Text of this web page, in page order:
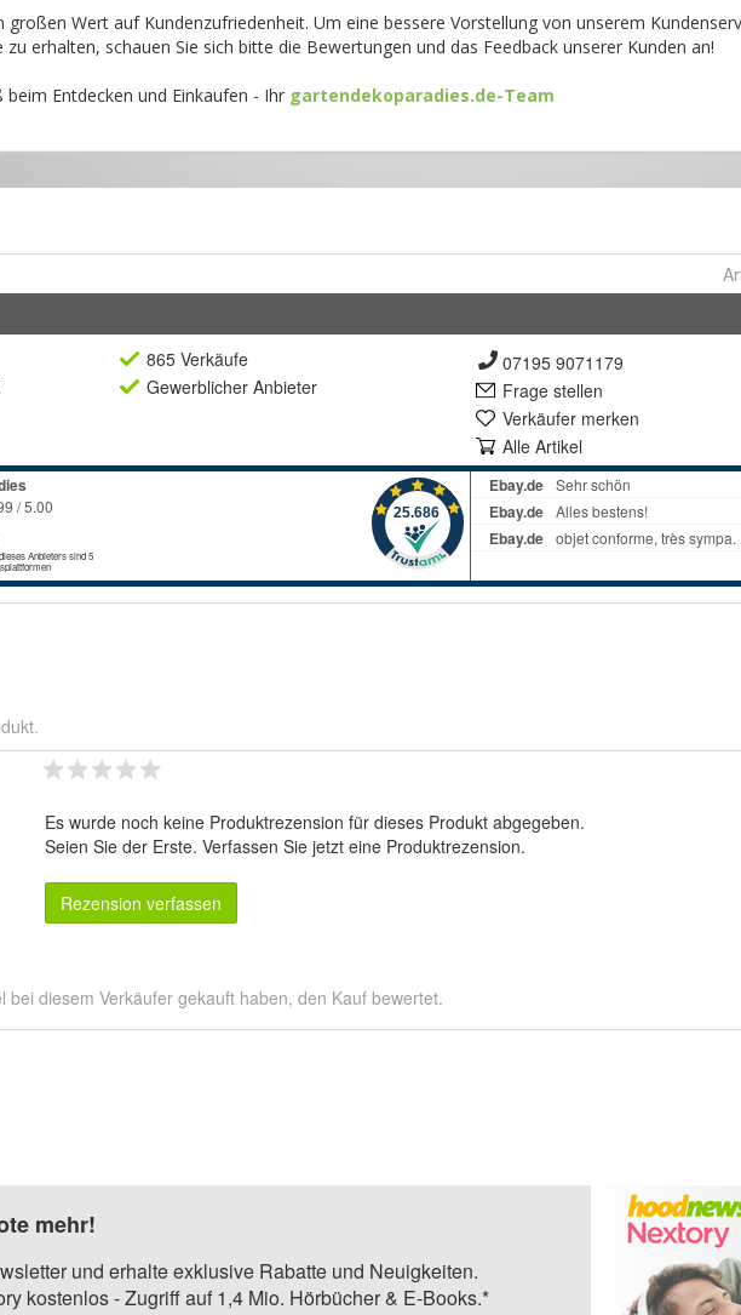
865 Verkäufe
Gewerblicher Anbieter
07195 9071179
Frage stellen
Verkäufer merken
Alle Artikel
Es wurde noch keine Produktrezension für dieses Produkt abgegeben.
Seien Sie der Erste. Verfassen Sie jetzt eine Produktrezension.
Rezension verfassen
bei diesem Verkäufer gekauft haben, den Kauf bewertet.
mehr!
und erhalte exklusive Rabatte und Neuigkeiten.
kostenlos - Zugriff auf 1,4 Mio. Hörbücher & E-Books.*